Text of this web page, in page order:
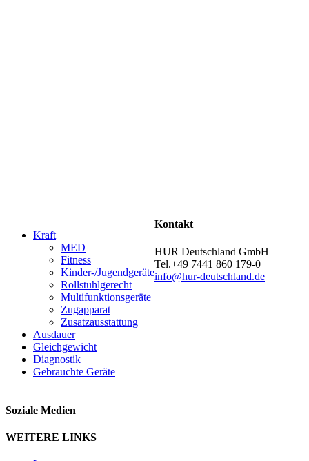
Kraft
MED
Fitness
Kinder-/Jugendgeräte
Rollstuhlgerecht
Multifunktionsgeräte
Zugapparat
Zusatzausstattung
Ausdauer
Gleichgewicht
Diagnostik
Gebrauchte Geräte
Kontakt
HUR Deutschland GmbH
Tel.+49 7441 860 179-0
info@hur-deutschland.de
Soziale Medien
WEITERE LINKS